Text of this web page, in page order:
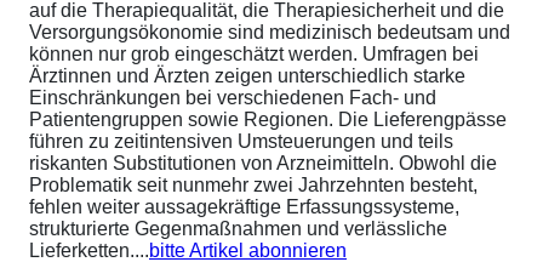
auf die Therapiequalität, die Therapiesicherheit und die
Versorgungsökonomie sind medizinisch bedeutsam und
können nur grob eingeschätzt werden. Umfragen bei
Ärztinnen und Ärzten zeigen unterschiedlich starke
Einschränkungen bei verschiedenen Fach- und
Patientengruppen sowie Regionen. Die Lieferengpässe
führen zu zeitintensiven Umsteuerungen und teils
riskanten Substitutionen von Arzneimitteln. Obwohl die
Problematik seit nunmehr zwei Jahrzehnten besteht,
fehlen weiter aussagekräftige Erfassungssysteme,
strukturierte Gegenmaßnahmen und verlässliche
Lieferketten....bitte Artikel abonnieren